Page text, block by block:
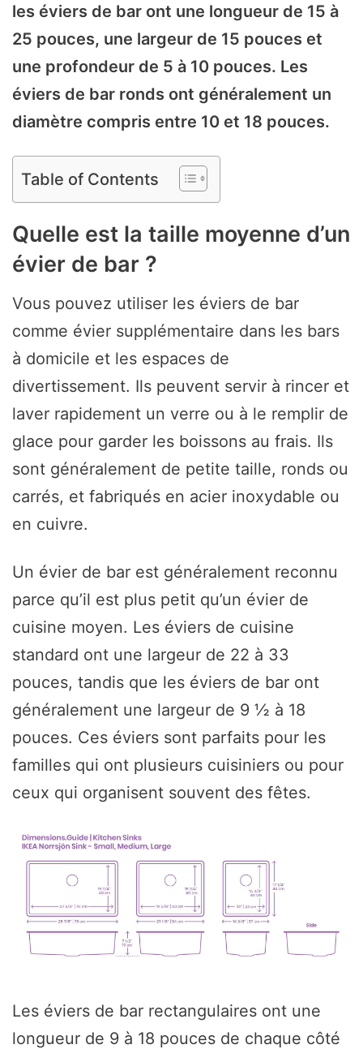
les éviers de bar ont une longueur de 15 à
25 pouces, une largeur de 15 pouces et
une profondeur de 5 à 10 pouces. Les
éviers de bar ronds ont généralement un
diamètre compris entre 10 et 18 pouces.
Table of Contents
Quelle est la taille moyenne d’un
évier de bar ?
Vous pouvez utiliser les éviers de bar
comme évier supplémentaire dans les bars
à domicile et les espaces de
divertissement. Ils peuvent servir à rincer et
laver rapidement un verre ou à le remplir de
glace pour garder les boissons au frais. Ils
sont généralement de petite taille, ronds ou
carrés, et fabriqués en acier inoxydable ou
en cuivre.
Un évier de bar est généralement reconnu
parce qu’il est plus petit qu’un évier de
cuisine moyen. Les éviers de cuisine
standard ont une largeur de 22 à 33
pouces, tandis que les éviers de bar ont
généralement une largeur de 9 ½ à 18
pouces. Ces éviers sont parfaits pour les
familles qui ont plusieurs cuisiniers ou pour
ceux qui organisent souvent des fêtes.
Les éviers de bar rectangulaires ont une
longueur de 9 à 18 pouces de chaque côté